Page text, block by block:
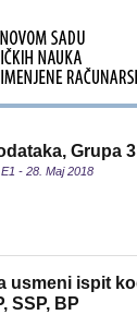
Grupa
- 28. Maj 2018
usmeni ispit
SSP, BP